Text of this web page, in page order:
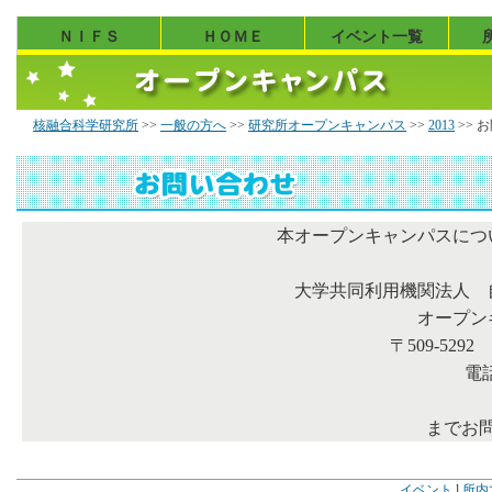
ＮＩＦＳ ＨＯＭＥ イベント一覧
核融合科学研究所 >> 一般の方へ >> 研究所オープンキャンパス >> 2013 >>
本オープンキャンパスに
大学共同利用機関法人
オープ
〒509-5292
電
までお